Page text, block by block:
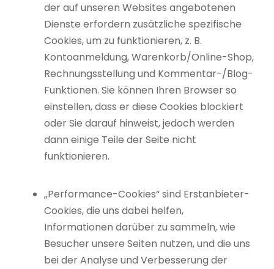
der auf unseren Websites angebotenen
Dienste erfordern zusätzliche spezifische
Cookies, um zu funktionieren, z. B.
Kontoanmeldung, Warenkorb/Online-Shop,
Rechnungsstellung und Kommentar-/Blog-
Funktionen. Sie können Ihren Browser so
einstellen, dass er diese Cookies blockiert
oder Sie darauf hinweist, jedoch werden
dann einige Teile der Seite nicht
funktionieren.
„Performance-Cookies“ sind Erstanbieter-
Cookies, die uns dabei helfen,
Informationen darüber zu sammeln, wie
Besucher unsere Seiten nutzen, und die uns
bei der Analyse und Verbesserung der